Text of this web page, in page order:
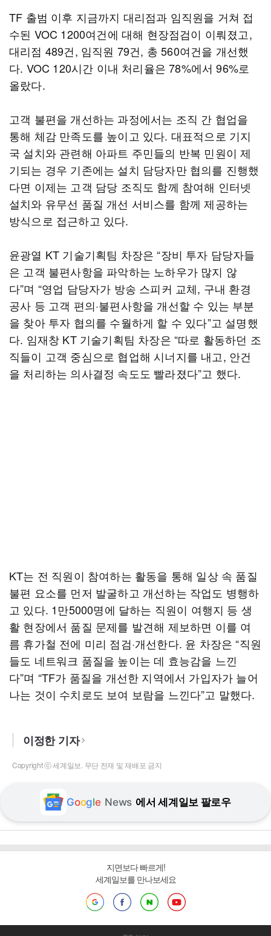
TF 출범 이후 지금까지 대리점과 임직원을 거쳐 접
수된 VOC 1200여건에 대해 현장점검이 이뤄졌고,
대리점 489건, 임직원 79건, 총 560여건을 개선했
다. VOC 120시간 이내 처리율은 78%에서 96%로
올랐다.
고객 불편을 개선하는 과정에서는 조직 간 협업을
통해 체감 만족도를 높이고 있다. 대표적으로 기지
국 설치와 관련해 아파트 주민들의 반복 민원이 제
기되는 경우 기존에는 설치 담당자만 협의를 진행했
다면 이제는 고객 담당 조직도 함께 참여해 인터넷
설치와 유무선 품질 개선 서비스를 함께 제공하는
방식으로 접근하고 있다.
윤광열 KT 기술기획팀 차장은 “장비 투자 담당자들
은 고객 불편사항을 파악하는 노하우가 많지 않
다”며 “영업 담당자가 방송 스피커 교체, 구내 환경
공사 등 고객 편의·불편사항을 개선할 수 있는 부분
을 찾아 투자 협의를 수월하게 할 수 있다”고 설명했
다. 임재창 KT 기술기획팀 차장은 “따로 활동하던 조
직들이 고객 중심으로 협업해 시너지를 내고, 안건
을 처리하는 의사결정 속도도 빨라졌다”고 했다.
KT는 전 직원이 참여하는 활동을 통해 일상 속 품질
불편 요소를 먼저 발굴하고 개선하는 작업도 병행하
고 있다. 1만5000명에 달하는 직원이 여행지 등 생
활 현장에서 품질 문제를 발견해 제보하면 이를 여
름 휴가철 전에 미리 점검·개선한다. 윤 차장은 “직원
들도 네트워크 품질을 높이는 데 효능감을 느낀
다”며 “TF가 품질을 개선한 지역에서 가입자가 늘어
나는 것이 수치로도 보여 보람을 느낀다”고 말했다.
이정한 기자
Copyright ⓒ 세계일보. 무단 전재 및 재배포 금지
Google News 에서 세계일보 팔로우
지면보다 빠르게!
세계일보를 만나보세요